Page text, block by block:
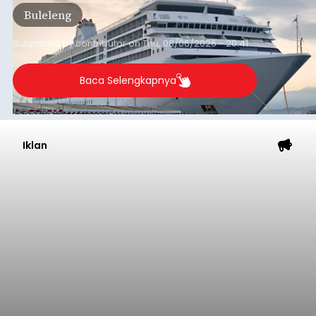
dibandingkan periode yang sama tahun lalu
yang tercatat sebesar 1,32 juta GT.
Buleleng
Submitted bycontributoronThu, 08/06/2026 - 20:41
Baca Selengkapnya
Iklan